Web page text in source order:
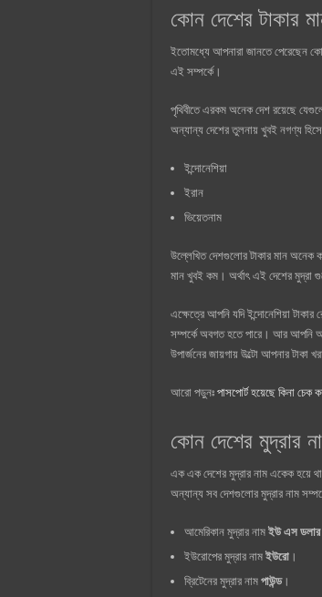
কোন দেশের টাকার
ইতোমধ্যে আপনারা জানতে পেরেছেন
এই সম্পর্কে।
পৃথিবীতে এরকম অনেক দেশ রয়েছে
অন্যান্য দেশের তুলনায় খুবই নগণ্য
ইন্দোনেশিয়া
ইরান
ভিয়েতনাম
উল্লেখিত দেশগুলোর টাকার মান অনেক
মান খুবই কম। অর্থাৎ এই দেশের মুদ্রা
এক্ষেত্রে আপনি যদি ইন্দোনেশিয়া টাকার
সম্পর্কে অবগত হতে পারে। আর আপনি
উপার্জনের জায়গায় উল্টো আপনার
আরো পড়ুনঃ পাসপোর্ট হয়েছে কিনা চেক
কোন দেশের মুদ্রার
এক এক দেশের মুদ্রার নাম একেক হয়ে
অন্যান্য সব দেশগুলোর মুদ্রার নাম
আমেরিকান মুদ্রার নাম ইউ এস ডলার
ইউরোপের মুদ্রার নাম ইউরো ।
ব্রিটেনের মুদ্রার নাম পাউন্ড।